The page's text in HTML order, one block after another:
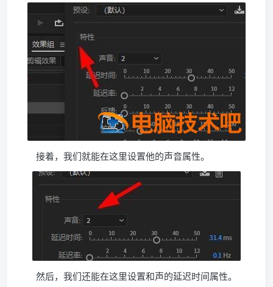
接着，我们就能在这里设置他的声音属性。
然后，我们还能在这里设置和声的延迟时间属性。